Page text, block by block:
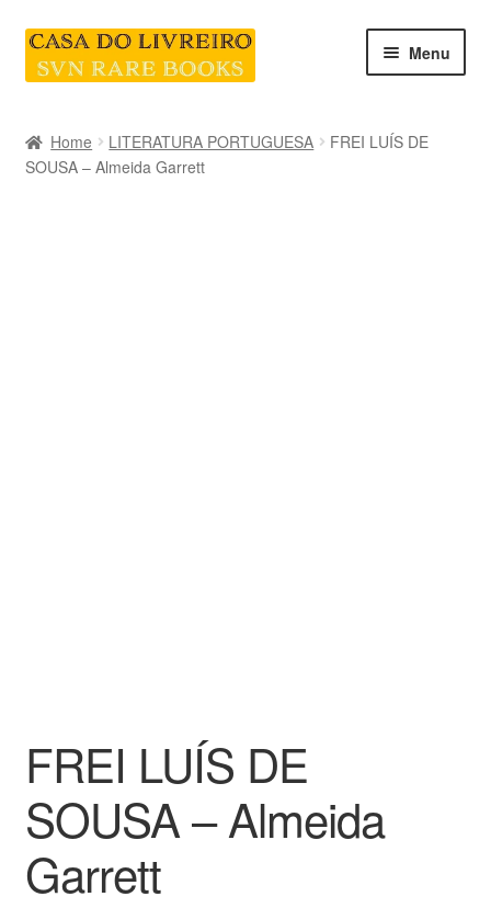
Skip
to
Skip
to
Menu
CATEGORIAS E COLEÇÕES
Home LITERATURA PORTUGUESA
FREI LUÍS DE
SOUSA – Almeida Garrett
FREI LUÍS DE
SOUSA – Almeida
Garrett